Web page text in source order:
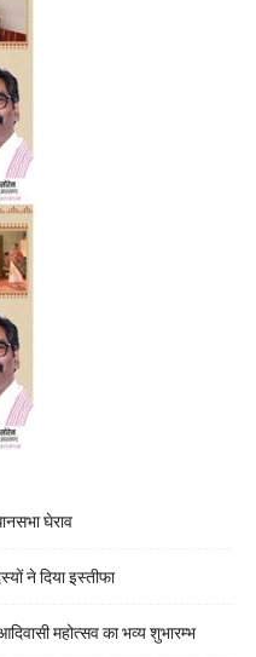
घेराव
ने दिया इस्तीफा
महोत्सव का भव्य शुभारम्भ